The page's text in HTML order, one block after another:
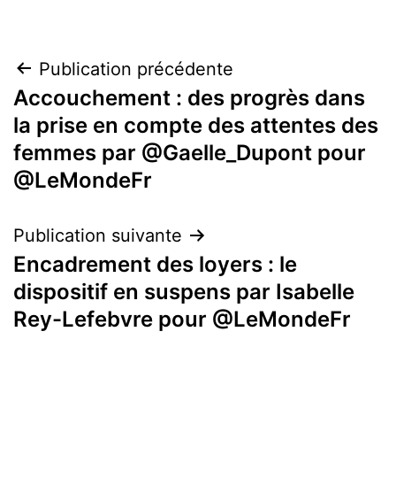
Navigation
de
l’article
Publication précédente
Accouchement : des progrès dans
la prise en compte des attentes des
femmes par @Gaelle_Dupont pour
@LeMondeFr
Publication suivante
Encadrement des loyers : le
dispositif en suspens par Isabelle
Rey-Lefebvre pour @LeMondeFr